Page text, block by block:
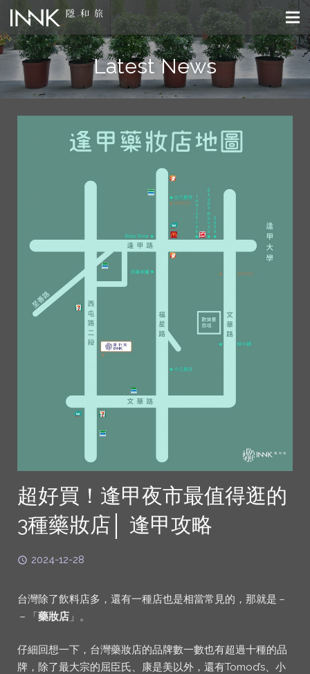
Latest News
超好買！逢甲夜市最值得逛的
3種藥妝店│ 逢甲攻略
2024-12-28
台灣除了飲料店多，還有一種店也是相當常見的，那就是－
－「藥妝店 」。
仔細回想一下，台灣藥妝店的品牌數一數也有超過十種的品
牌，除了最大宗的屈臣氏、康是美以外，還有Tomod’s、小